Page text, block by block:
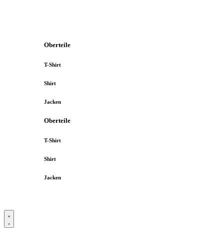
Oberteile
T-Shirt
Shirt
Jacken
Oberteile
T-Shirt
Shirt
Jacken